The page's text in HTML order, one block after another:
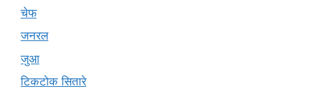
चेफ
जनरल
जुआ
टिकटोक सितारे